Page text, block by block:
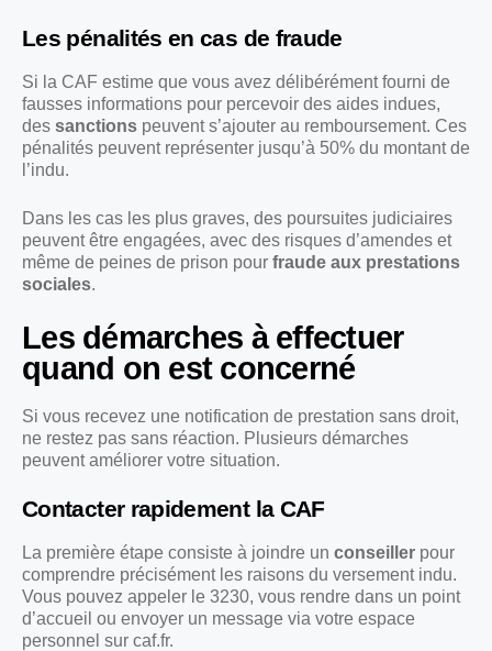
Les pénalités en cas de fraude
Si la CAF estime que vous avez délibérément fourni de
fausses informations pour percevoir des aides indues,
des sanctions peuvent s’ajouter au remboursement. Ces
pénalités peuvent représenter jusqu’à 50% du montant de
l’indu.
Dans les cas les plus graves, des poursuites judiciaires
peuvent être engagées, avec des risques d’amendes et
même de peines de prison pour fraude aux prestations
sociales.
Les démarches à effectuer
quand on est concerné
Si vous recevez une notification de prestation sans droit,
ne restez pas sans réaction. Plusieurs démarches
peuvent améliorer votre situation.
Contacter rapidement la CAF
La première étape consiste à joindre un conseiller pour
comprendre précisément les raisons du versement indu.
Vous pouvez appeler le 3230, vous rendre dans un point
d’accueil ou envoyer un message via votre espace
personnel sur caf.fr.